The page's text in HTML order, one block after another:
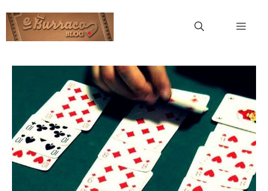
contenuto